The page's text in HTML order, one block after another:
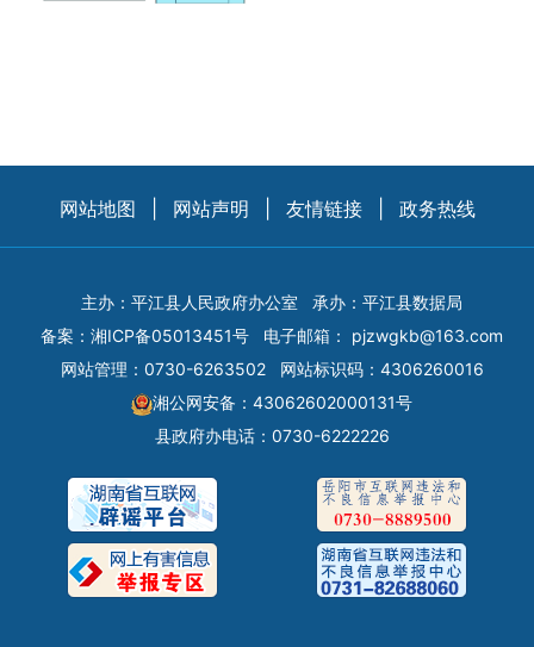
网站地图 网站声明 友情链接 政务热线
主办：平江县人民政府办公室
承办：平江县数据局
备案： 湘ICP备05013451号 电子邮箱： pjzwgkb@163.com
网站管理：0730-6263502
网站标识码：4306260016
湘公网安备：43062602000131号
县政府办电话：0730-6222226